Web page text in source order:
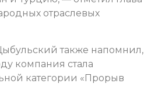
отраслевых
также напомнил,
компания стала
категории «Прорыв